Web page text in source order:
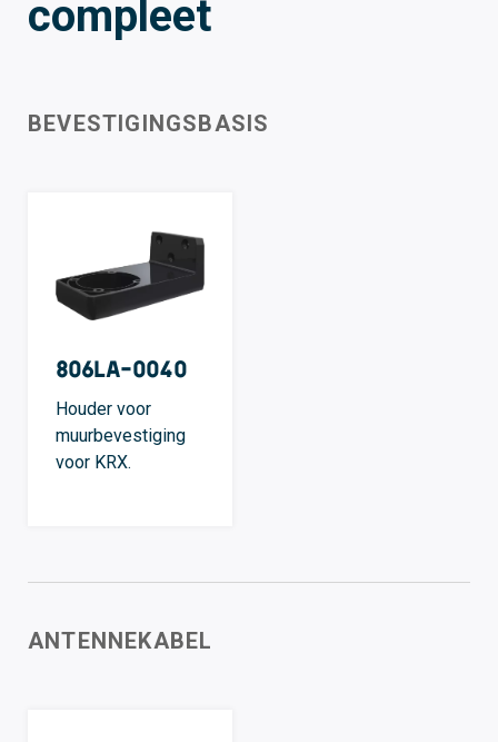
compleet
BEVESTIGINGSBASIS
806LA-0040
Houder voor
muurbevestiging
voor KRX.
ANTENNEKABEL